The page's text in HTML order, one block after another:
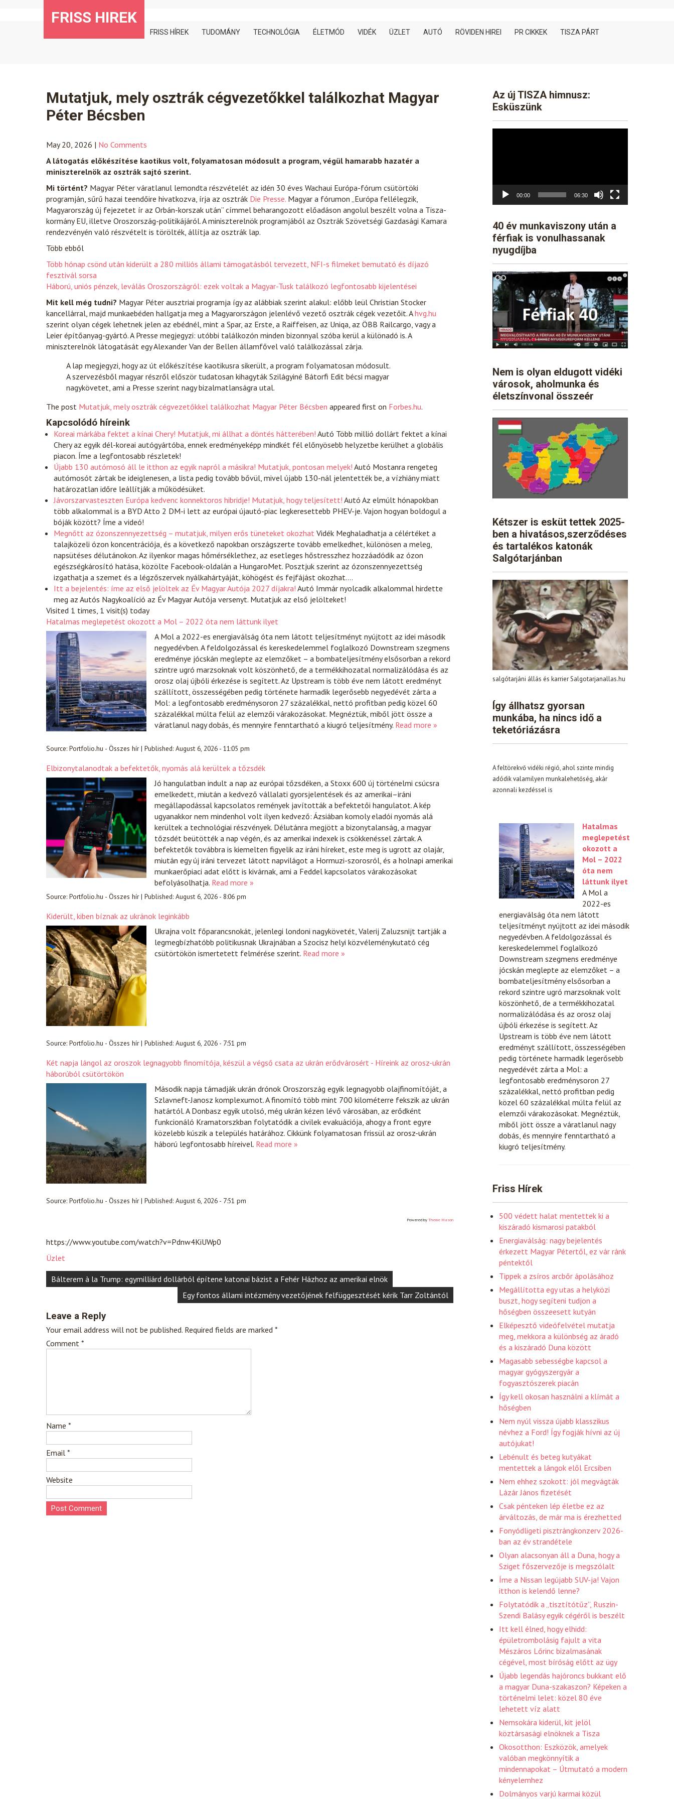
FRISS HIREK
FRISS HÍREK TUDOMÁNY TECHNOLÓGIA ÉLETMÓD VIDÉK ÜZLET AUTÓ RÖVIDEN HIREI PR CIKKEK TISZA PÁRT
Mutatjuk, mely osztrák cégvezetőkkel találkozhat Magyar
Péter Bécsben
May 20, 2026 | No Comments
A látogatás előkészítése kaotikus volt, folyamatosan módosult a program, végül hamarabb hazatér a
miniszterelnök az osztrák sajtó szerint.
Mi történt? Magyar Péter váratlanul lemondta részvételét az idén 30 éves Wachaui Európa-fórum csütörtöki
programján, sűrű hazai teendőire hivatkozva, írja az osztrák Die Presse. Magyar a fórumon „Európa fellélegzik,
Magyarország új fejezetet ír az Orbán-korszak után” címmel beharangozott előadáson angolul beszélt volna a Tisza-
kormány EU, illetve Oroszország-politikájáról. A miniszterelnök programjából az Osztrák Szövetségi Gazdasági Kamara
rendezvényén való részvételt is törölték, állítja az osztrák lap.
Több ebből
Több hónap csönd után kiderült a 280 milliós állami támogatásból tervezett, NFI-s filmeket bemutató és díjazó
fesztivál sorsa
Háború, uniós pénzek, leválás Oroszországról: ezek voltak a Magyar-Tusk találkozó legfontosabb kijelentései
Mit kell még tudni? Magyar Péter ausztriai programja így az alábbiak szerint alakul: előbb leül Christian Stocker
kancellárral, majd munkaebéden hallgatja meg a Magyarországon jelenlévő vezető osztrák cégek vezetőit. Ahvg.hu
szerint olyan cégek lehetnek jelen az ebédnél, mint a Spar, az Erste, a Raiffeisen, az Uniqa, az ÖBB Railcargo, vagy a
Leier építőanyag-gyártó. A Presse megjegyzi: utóbbi találkozón minden bizonnyal szóba kerül a különadó is. A
miniszterelnök látogatását egy Alexander Van der Bellen államfővel való találkozással zárja.
A lap megjegyzi, hogy az út előkészítése kaotikusra sikerült, a program folyamatosan módosult.
A szervezésből magyar részről először tudatosan kihagyták Szilágyiné Bátorfi Edit bécsi magyar
nagykövetet, ami a Presse szerint nagy bizalmatlanságra utal.
The post Mutatjuk, mely osztrák cégvezetőkkel találkozhat Magyar Péter Bécsben appeared first on Forbes.hu.
Kapcsolódó híreink
Koreai márkába fektet a kínai Chery! Mutatjuk, mi állhat a döntés hátterében! Autó Több millió dollárt fektet a kínai
Chery az egyik dél-koreai autógyártóba, ennek eredményeképp mindkét fél előnyösebb helyzetbe kerülhet a globális
piacon. Íme a legfontosabb részletek!
Újabb 130 autómosó áll le itthon az egyik napról a másikra! Mutatjuk, pontosan melyek! Autó Mostanra rengeteg
autómosót zártak be ideiglenesen, a lista pedig tovább bővül, mivel újabb 130-nál jelentették be, a vízhiány miatt
határozatlan időre leállítják a működésüket.
Jávorszarvasteszten Európa kedvenc konnektoros hibridje! Mutatjuk, hogy teljesített! Autó Az elmúlt hónapokban
több alkalommal is a BYD Atto 2 DM-i lett az európai újautó-piac legkeresettebb PHEV-je. Vajon hogyan boldogul a
bóják között? Íme a videó!
Megnőtt az ózonszennyezettség – mutatjuk, milyen erős tüneteket okozhat Vidék Meghaladhatja a célértéket a
talajközeli ózon koncentrációja, és a következő napokban országszerte tovább emelkedhet, különösen a meleg,
napsütéses délutánokon. Az ilyenkor magas hőmérséklethez, az esetleges hőstresszhez hozzáadódik az ózon
egészségkárosító hatása, közölte Facebook-oldalán a HungaroMet. Posztjuk szerint az ózonszennyezettség
izgathatja a szemet és a légzőszervek nyálkahártyáját, köhögést és fejfájást okozhat.…
Itt a bejelentés: íme az első jelöltek az Év Magyar Autója 2027 díjakra! Autó Immár nyolcadik alkalommal hirdette
meg az Autós Nagykoalíció az Év Magyar Autója versenyt. Mutatjuk az első jelölteket!
Visited 1 times, 1 visit(s) today
Hatalmas meglepetést okozott a Mol – 2022 óta nem láttunk ilyet
A Mol a 2022-es energiaválság óta nem látott teljesítményt nyújtott az idei második
negyedévben. A feldolgozással és kereskedelemmel foglalkozó Downstream szegmens
eredménye jócskán meglepte az elemzőket – a bombateljesítmény elsősorban a rekord
szintre ugró marzsoknak volt köszönhető, de a termékkihozatal normalizálódása és az
orosz olaj újbóli érkezése is segített. Az Upstream is több éve nem látott eredményt
szállított, összességében pedig története harmadik legerősebb negyedévét zárta a
Mol: a legfontosabb eredménysoron 27 százalékkal, nettó profitban pedig közel 60
százalékkal múlta felül az elemzői várakozásokat. Megnéztük, miből jött össze a
váratlanul nagy dobás, és mennyire fenntartható a kiugró teljesítmény. Read more »
Source: Portfolio.hu - Összes hír| Published: August 6, 2026 - 11:05 pm
Elbizonytalanodtak a befektetők, nyomás alá kerültek a tőzsdék
Jó hangulatban indult a nap az európai tőzsdéken, a Stoxx 600 új történelmi csúcsra
emelkedett, miután a kedvező vállalati gyorsjelentések és az amerikai–iráni
megállapodással kapcsolatos remények javították a befektetői hangulatot. A kép
ugyanakkor nem mindenhol volt ilyen kedvező: Ázsiában komoly eladói nyomás alá
kerültek a technológiai részvények. Délutánra megjött a bizonytalanság, a magyar
tőzsdét beütötték a nap végén, és az amerikai indexek is csökkenéssel zártak. A
befektetők továbbra is kiemelten figyelik az iráni híreket, este meg is ugrott az olajár,
miután egy új iráni tervezet látott napvilágot a Hormuzi-szorosról, és a holnapi amerikai
munkaerőpiaci adat előtt is kivárnak, ami a Feddel kapcsolatos várakozásokat
befolyásolhatja. Read more »
Source: Portfolio.hu - Összes hír| Published: August 6, 2026 - 8:06 pm
Kiderült, kiben bíznak az ukránok leginkább
Ukrajna volt főparancsnokát, jelenlegi londoni nagykövetét, Valerij Zaluzsnijt tartják a
legmegbízhatóbb politikusnak Ukrajnában a Szocisz helyi közvéleménykutató cég
csütörtökön ismertetett felmérése szerint. Read more »
Source: Portfolio.hu - Összes hír| Published: August 6, 2026 - 7:51 pm
Két napja lángol az oroszok legnagyobb finomítója, készül a végső csata az ukrán erődvárosért - Híreink az orosz-ukrán
háborúból csütörtökön
Második napja támadják ukrán drónok Oroszország egyik legnagyobb olajfinomítóját, a
Szlavneft-Janosz komplexumot. A finomító több mint 700 kilométerre fekszik az ukrán
határtól. A Donbasz egyik utolsó, még ukrán kézen lévő városában, az erődként
funkcionáló Kramatorszkban folytatódik a civilek evakuációja, ahogy a front egyre
közelebb kúszik a település határához. Cikkünk folyamatosan frissül az orosz-ukrán
háború legfontosabb híreivel. Read more »
Source: Portfolio.hu - Összes hír| Published: August 6, 2026 - 7:51 pm
Powered by Theme Mason
https://www.youtube.com/watch?v=Pdnw4KiUWp0
Üzlet
Post
navigation
Bálterem à la Trump: egymilliárd dollárból építene katonai bázist a Fehér Házhoz az amerikai elnök
Egy fontos állami intézmény vezetőjének felfüggesztését kérik Tarr Zoltántól
Leave a Reply
Your email address will not be published. Required fields are marked *
Comment *
Name *
Email *
Website
Az új TISZA himnusz:
Esküszünk
00:00 06:30
40 év munkaviszony után a
férfiak is vonulhassanak
nyugdíjba
Nem is olyan eldugott vidéki
városok, aholmunka és
életszínvonal összeér
Kétszer is esküt tettek 2025-
ben a hivatásos,szerződéses
és tartalékos katonák
Salgótarjánban
salgótarjáni állás és karrier Salgotarjanallas.hu
Így állhatsz gyorsan
munkába, ha nincs idő a
teketóriázásra
A feltörekvő vidéki régió, ahol szinte mindig
adódik valamilyen munkalehetőség, akár
azonnali kezdéssel is
Hatalmas
meglepetést
okozott a
Mol – 2022
óta nem
láttunk ilyet
A Mol a
2022-es
energiaválság óta nem látott
teljesítményt nyújtott az idei második
negyedévben. A feldolgozással és
kereskedelemmel foglalkozó
Downstream szegmens eredménye
jócskán meglepte az elemzőket – a
bombateljesítmény elsősorban a
rekord szintre ugró marzsoknak volt
köszönhető, de a termékkihozatal
normalizálódása és az orosz olaj
újbóli érkezése is segített. Az
Upstream is több éve nem látott
eredményt szállított, összességében
pedig története harmadik legerősebb
negyedévét zárta a Mol: a
legfontosabb eredménysoron 27
százalékkal, nettó profitban pedig
közel 60 százalékkal múlta felül az
elemzői várakozásokat. Megnéztük,
miből jött össze a váratlanul nagy
dobás, és mennyire fenntartható a
kiugró teljesítmény.
Friss Hírek
500 védett halat mentettek ki a
kiszáradó kismarosi patakból
Energiaválság: nagy bejelentés
érkezett Magyar Pétertől, ez vár ránk
péntektől
Tippek a zsíros arcbőr ápolásához
Megállította egy utas a helyközi
buszt, hogy segíteni tudjon a
hőségben összeesett kutyán
Elképesztő videófelvétel mutatja
meg, mekkora a különbség az áradó
és a kiszáradó Duna között
Magasabb sebességbe kapcsol a
magyar gyógyszergyár a
fogyasztószerek piacán
Így kell okosan használni a klímát a
hőségben
Nem nyúl vissza újabb klasszikus
névhez a Ford! Így fogják hívni az új
autójukat!
Lebénult és beteg kutyákat
mentettek a lángok elől Ercsiben
Nem ehhez szokott: jól megvágták
Lázár János fizetését
Csak pénteken lép életbe ez az
árváltozás, de már ma is érezhetted
Fonyódligeti pisztrángkonzerv 2026-
ban az év strandétele
Olyan alacsonyan áll a Duna, hogy a
Sziget főszervezője is megszólalt
Íme a Nissan legújabb SUV-ja! Vajon
itthon is kelendő lenne?
Folytatódik a „tisztítótűz”, Ruszin-
Szendi Balásy egyik cégéről is beszélt
Itt kell élned, hogy elhidd:
épületrombolásig fajult a vita
Mészáros Lőrinc bizalmasának
cégével, most bíróság előtt az ügy
Újabb legendás hajóroncs bukkant elő
a magyar Duna-szakaszon? Képeken a
történelmi lelet: közel 80 éve
lehetett víz alatt
Nemsokára kiderül, kit jelöl
köztársasági elnöknek a Tisza
Okosotthon: Eszközök, amelyek
valóban megkönnyítik a
mindennapokat – Útmutató a modern
kényelemhez
Dolmányos varjú karmai közül